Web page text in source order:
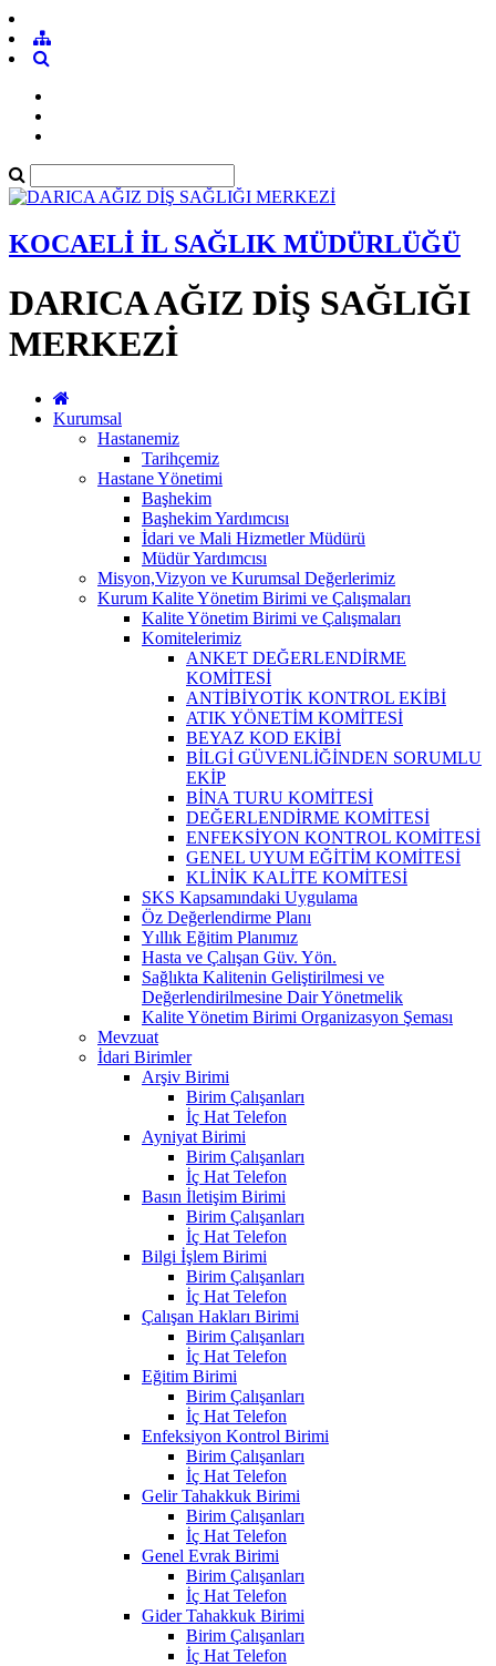
KOCAELİ İL SAĞLIK MÜDÜRLÜĞÜ
DARICA AĞIZ DİŞ SAĞLIĞI
MERKEZİ
Kurumsal
Hastanemiz
Tarihçemiz
Hastane Yönetimi
Başhekim
Başhekim Yardımcısı
İdari ve Mali Hizmetler Müdürü
Müdür Yardımcısı
Misyon,Vizyon ve Kurumsal Değerlerimiz
Kurum Kalite Yönetim Birimi ve Çalışmaları
Kalite Yönetim Birimi ve Çalışmaları
Komitelerimiz
ANKET DEĞERLENDİRME
KOMİTESİ
ANTİBİYOTİK KONTROL EKİBİ
ATIK YÖNETİM KOMİTESİ
BEYAZ KOD EKİBİ
BİLGİ GÜVENLİĞİNDEN SORUMLU
EKİP
BİNA TURU KOMİTESİ
DEĞERLENDİRME KOMİTESİ
ENFEKSİYON KONTROL KOMİTESİ
GENEL UYUM EĞİTİM KOMİTESİ
KLİNİK KALİTE KOMİTESİ
SKS Kapsamındaki Uygulama
Öz Değerlendirme Planı
Yıllık Eğitim Planımız
Hasta ve Çalışan Güv. Yön.
Sağlıkta Kalitenin Geliştirilmesi ve
Değerlendirilmesine Dair Yönetmelik
Kalite Yönetim Birimi Organizasyon Şeması
Mevzuat
İdari Birimler
Arşiv Birimi
Birim Çalışanları
İç Hat Telefon
Ayniyat Birimi
Birim Çalışanları
İç Hat Telefon
Basın İletişim Birimi
Birim Çalışanları
İç Hat Telefon
Bilgi İşlem Birimi
Birim Çalışanları
İç Hat Telefon
Çalışan Hakları Birimi
Birim Çalışanları
İç Hat Telefon
Eğitim Birimi
Birim Çalışanları
İç Hat Telefon
Enfeksiyon Kontrol Birimi
Birim Çalışanları
İç Hat Telefon
Gelir Tahakkuk Birimi
Birim Çalışanları
İç Hat Telefon
Genel Evrak Birimi
Birim Çalışanları
İç Hat Telefon
Gider Tahakkuk Birimi
Birim Çalışanları
İç Hat Telefon